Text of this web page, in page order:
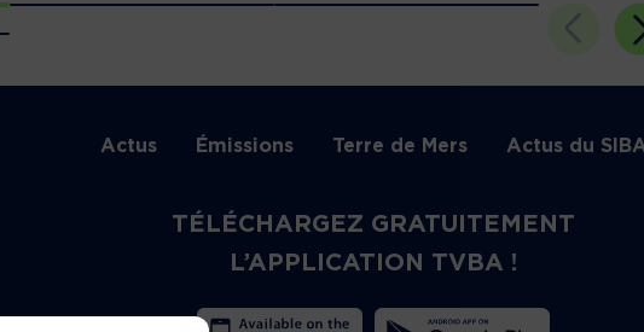
Actus Émissions Terre de Mers Actus du
TÉLÉCHARGEZ GRATUITEMENT
L’APPLICATION TVBA !